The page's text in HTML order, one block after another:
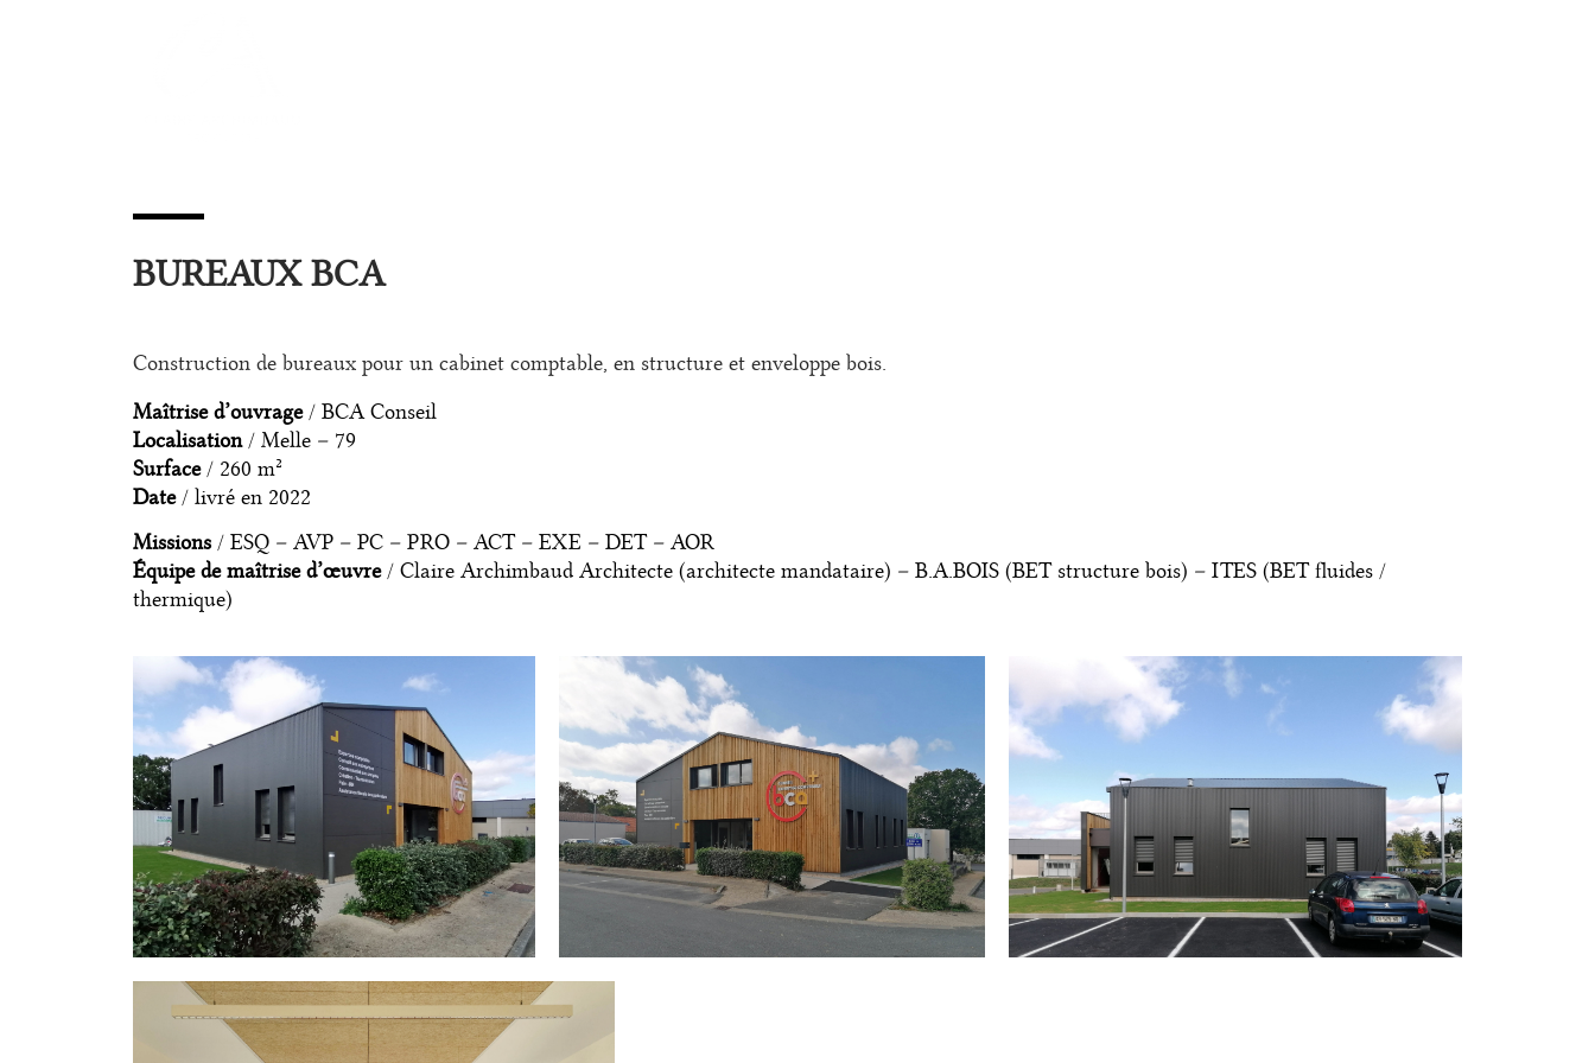
BUREAUX BCA
Construction de bureaux pour un cabinet comptable, en structure et enveloppe bois.
Maîtrise d’ouvrage/ BCA Conseil
Localisation/ Melle – 79
Surface/ 260 m²
Date/ livré en 2022
Missions / ESQ – AVP – PC – PRO – ACT – EXE – DET – AOR
Équipe de maîtrise d’œuvre/ Claire Archimbaud Architecte (architecte mandataire) – B.A.BOIS (BET structure bois) – ITES (BET fluides /
thermique)